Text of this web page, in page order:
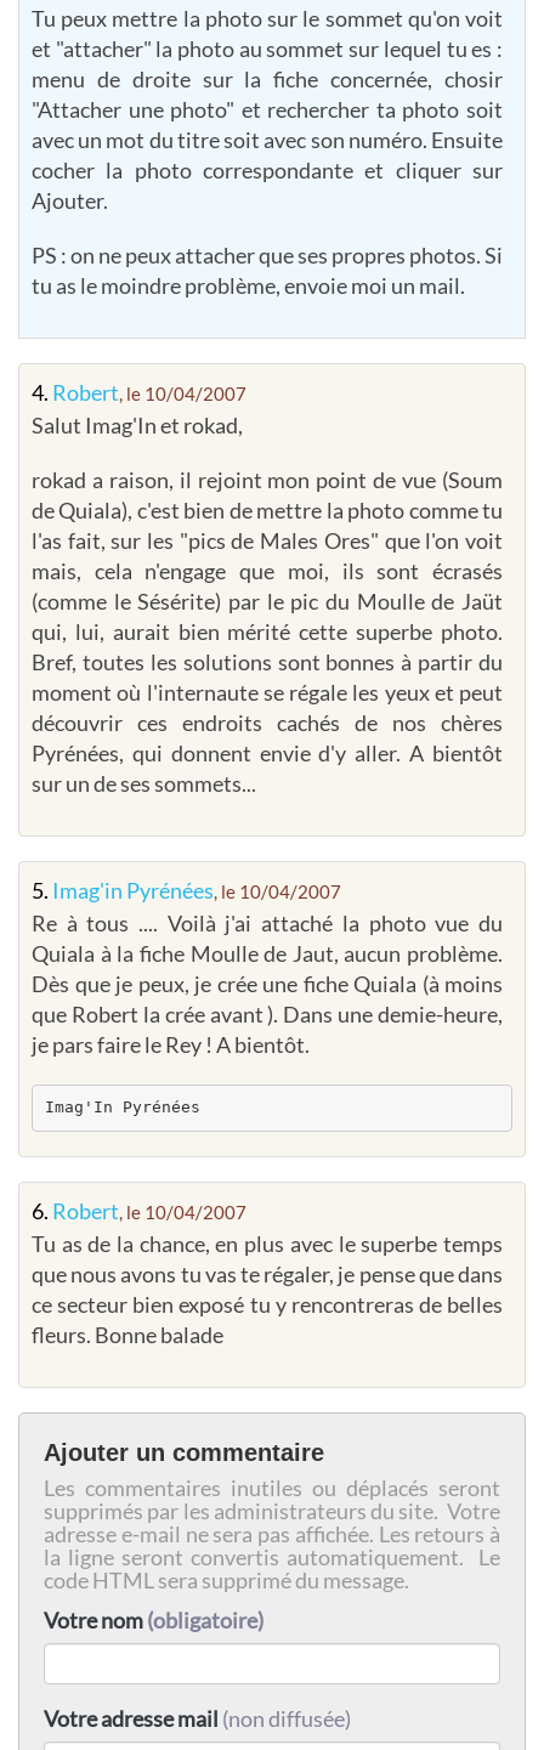
Tu peux mettre la photo sur le sommet qu'on voit
et "attacher" la photo au sommet sur lequel tu es :
menu de droite sur la fiche concernée, chosir
"Attacher une photo" et rechercher ta photo soit
avec un mot du titre soit avec son numéro. Ensuite
cocher la photo correspondante et cliquer sur
Ajouter.
PS : on ne peux attacher que ses propres photos. Si
tu as le moindre problème, envoie moi un mail.
4. Robert , le 10/04/2007
Salut Imag'In et rokad,
rokad a raison, il rejoint mon point de vue (Soum
de Quiala), c'est bien de mettre la photo comme tu
l'as fait, sur les "pics de Males Ores" que l'on voit
mais, cela n'engage que moi, ils sont écrasés
(comme le Sésérite) par le pic du Moulle de Jaüt
qui, lui, aurait bien mérité cette superbe photo.
Bref, toutes les solutions sont bonnes à partir du
moment où l'internaute se régale les yeux et peut
découvrir ces endroits cachés de nos chères
Pyrénées, qui donnent envie d'y aller. A bientôt
sur un de ses sommets...
5. Imag'in Pyrénées , le 10/04/2007
Re à tous .... Voilà j'ai attaché la photo vue du
Quiala à la fiche Moulle de Jaut, aucun problème.
Dès que je peux, je crée une fiche Quiala (à moins
que Robert la crée avant ). Dans une demie-heure,
je pars faire le Rey ! A bientôt.
Imag'In Pyrénées
6. Robert , le 10/04/2007
Tu as de la chance, en plus avec le superbe temps
que nous avons tu vas te régaler, je pense que dans
ce secteur bien exposé tu y rencontreras de belles
fleurs. Bonne balade
Ajouter un commentaire
Les commentaires inutiles ou déplacés seront
supprimés par les administrateurs du site. Votre
adresse e-mail ne sera pas affichée. Les retours à
la ligne seront convertis automatiquement. Le
code HTML sera supprimé du message.
Votre nom(obligatoire)
Votre adresse mail (non diffusée)